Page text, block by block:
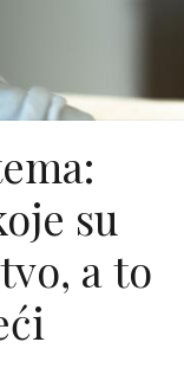
su
a to